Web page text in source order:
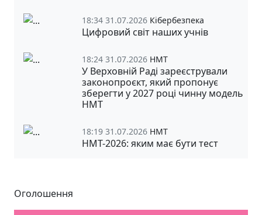
18:34 31.07.2026 Кібербезпека
Цифровий світ наших учнів
18:24 31.07.2026 НМТ
У Верховній Раді зареєстрували
законопроєкт, який пропонує
зберегти у 2027 році чинну модель
НМТ
18:19 31.07.2026 НМТ
НМТ-2026: яким має бути тест
Оголошення